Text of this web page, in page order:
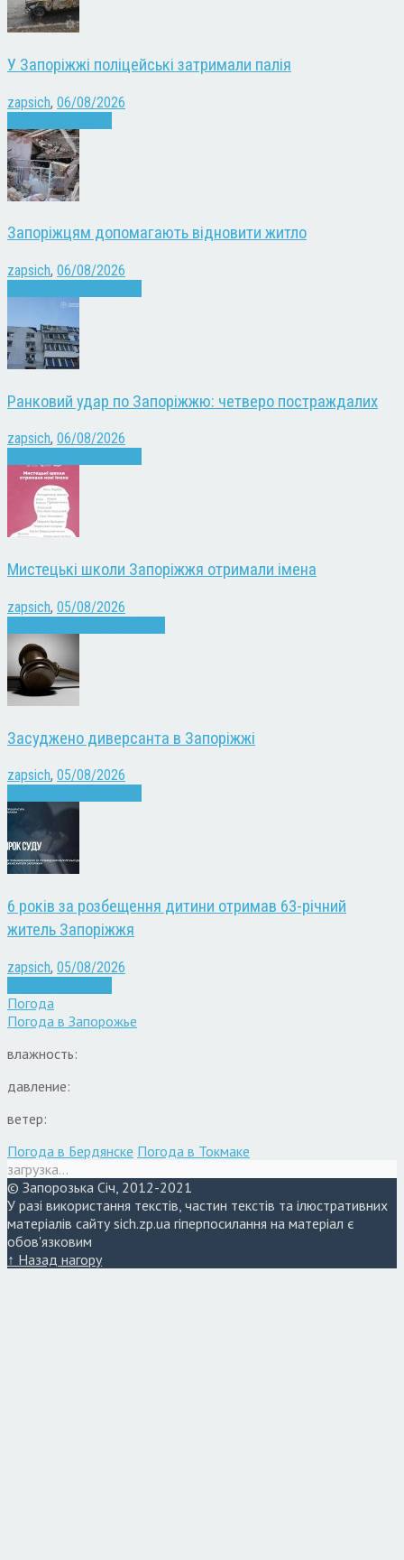
У Запоріжжі поліцейські затримали палія
zapsich, 06/08/2026
Запоріжцям допомагають відновити житло
zapsich, 06/08/2026
Ранковий удар по Запоріжжю: четверо постраждалих
zapsich, 06/08/2026
Мистецькі школи Запоріжжя отримали імена
zapsich, 05/08/2026
Засуджено диверсанта в Запоріжжі
zapsich, 05/08/2026
6 років за розбещення дитини отримав 63-річний
житель Запоріжжя
zapsich, 05/08/2026
Погода
Погода в Запорожье
влажность:
давление:
ветер:
Погода в Бердянске Погода в Токмаке
загрузка...
© Запорозька Січ, 2012-2021
У разі використання текстів, частин текстів та ілюстративних
матеріалів сайту sich.zp.ua гіперпосилання на матеріал є
обов'язковим
↑ Назад нагору